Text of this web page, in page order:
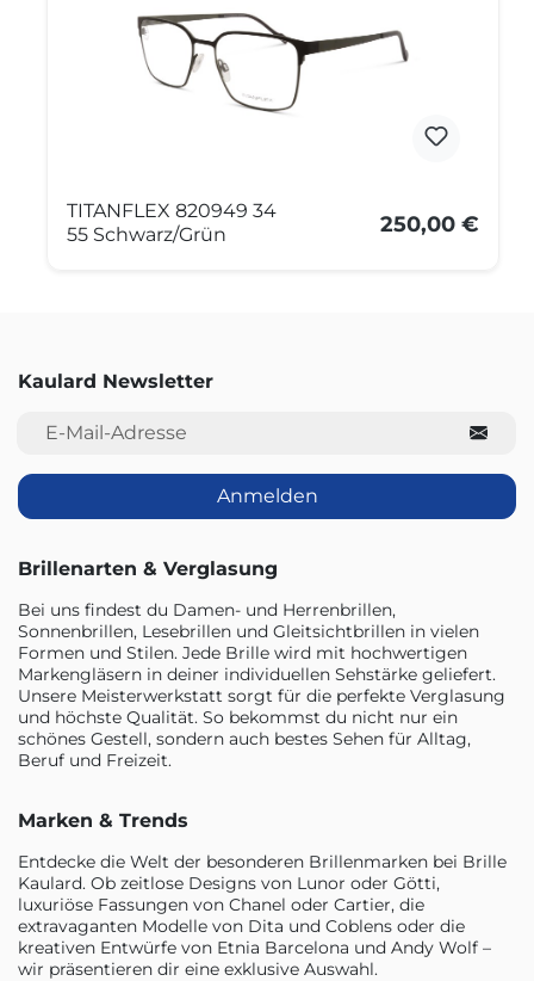
TITANFLEX 820949 34
55 Schwarz/Grün
250,00 €
Kaulard Newsletter
E-Mail-Adresse
Anmelden
Brillenarten & Verglasung
Bei uns findest du Damen- und Herrenbrillen,
Sonnenbrillen, Lesebrillen und Gleitsichtbrillen in vielen
Formen und Stilen. Jede Brille wird mit hochwertigen
Markengläsern in deiner individuellen Sehstärke geliefert.
Unsere Meisterwerkstatt sorgt für die perfekte Verglasung
und höchste Qualität. So bekommst du nicht nur ein
schönes Gestell, sondern auch bestes Sehen für Alltag,
Beruf und Freizeit.
Marken & Trends
Entdecke die Welt der besonderen Brillenmarken bei Brille
Kaulard. Ob zeitlose Designs von Lunor oder Götti,
luxuriöse Fassungen von Chanel oder Cartier, die
extravaganten Modelle von Dita und Coblens oder die
kreativen Entwürfe von Etnia Barcelona und Andy Wolf –
wir präsentieren dir eine exklusive Auswahl.